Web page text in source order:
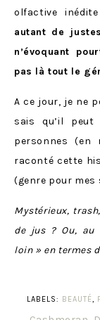
olfactive
autant de
n’évoquant
pas là tout le
A ce jour, je ne
sais qu’il
personnes (en
raconté cette
(genre pour
Mystérieux,
de jus ? Ou, au
loin » en termes
LABELS:
BEAUTÉ,